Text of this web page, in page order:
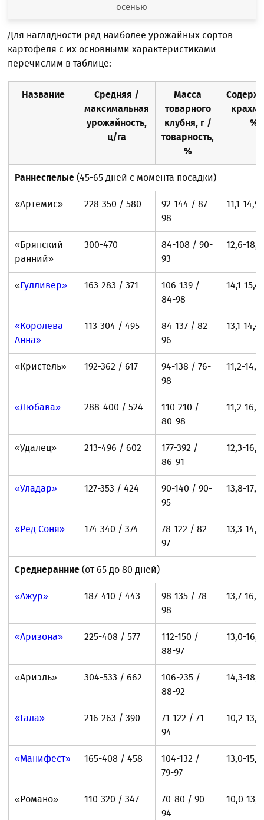
осенью
Для наглядности ряд наиболее урожайных сортов
картофеля с их основными характеристиками
перечислим в таблице:
Название
Средняя /
максимальная
урожайность,
ц/га
Масса
товарного
клубня, г /
товарность,
%
%
Раннеспелые (45-65 дней с момента посадки)
«Артемис» 228-350 / 580
92-144 / 87-
98
11,1-14,9
«Брянский
ранний»
300-470
84-108 / 90-
93
12,6-18,1
«Гулливер» 163-283 / 371
106-139 /
84-98
14,1-15,4
«Королева
Анна»
113-304 / 495
84-137 / 82-
96
13,1-14,4
«Кристель» 192-362 / 617
94-138 / 76-
98
11,2-14,7
«Любава» 288-400 / 524
110-210 /
80-98
11,2-16,9
«Удалец» 213-496 / 602
177-392 /
86-91
12,3-16,2
«Уладар» 127-353 / 424
90-140 / 90-
95
13,8-17,5
«Ред Соня» 174-340 / 374
78-122 / 82-
97
13,3-14,6
Среднеранние (от 65 до 80 дней)
«Ажур» 187-410 / 443
98-135 / 78-
98
13,7-16,4
«Аризона» 225-408 / 577
112-150 /
88-97
13,0-16,0
«Ариэль» 304-533 / 662
106-235 /
88-92
14,3-18,5
«Гала» 216-263 / 390
71-122 / 71-
94
10,2-13,2
«Манифест» 165-408 / 458
104-132 /
79-97
13,0-15,4
«Романо» 110-320 / 347
70-80 / 90-
94
10,0-13,0